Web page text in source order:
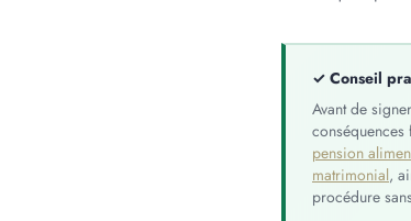
✓ Conseil
Avant de
pension
matrimonial,
procédure